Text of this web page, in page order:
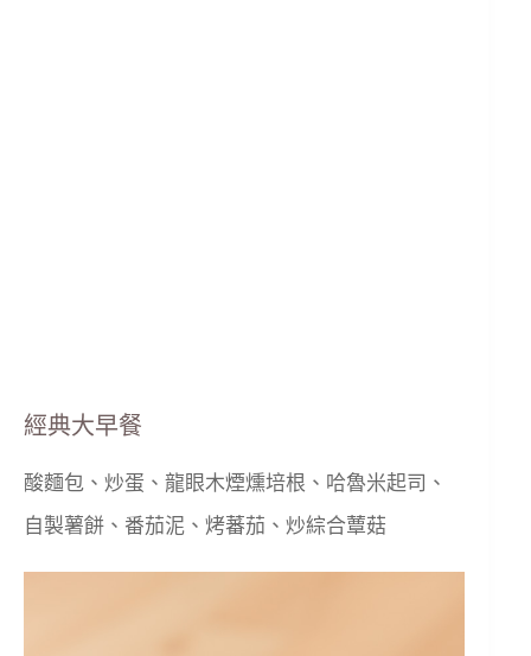
經典大早餐
酸麵包、炒蛋、龍眼木煙燻培根、哈魯米起司、
自製薯餅、番茄泥、烤蕃茄、炒綜合蕈菇